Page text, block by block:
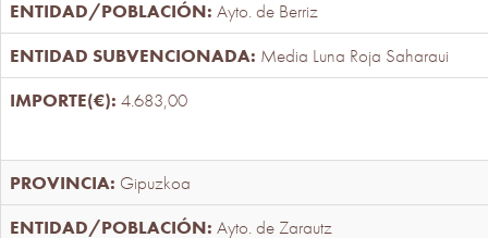
Ayto. de Berriz
Media Luna Roja Saharaui
4.683,00
Gipuzkoa
Ayto. de Zarautz